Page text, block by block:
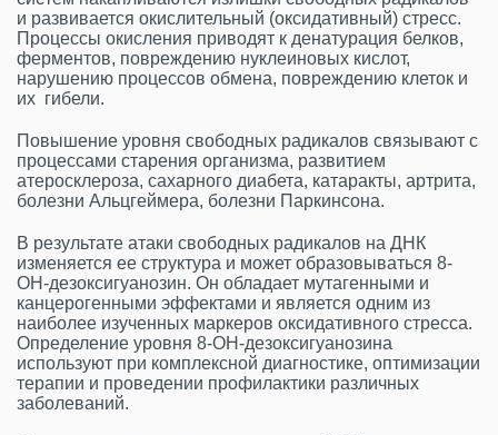
и развивается окислительный (оксидативный) стресс.
Процессы окисления приводят к денатурация белков,
ферментов, повреждению нуклеиновых кислот,
нарушению процессов обмена, повреждению клеток и
их гибели.
Повышение уровня свободных радикалов связывают с
процессами старения организма, развитием
атеросклероза, сахарного диабета, катаракты, артрита,
болезни Альцгеймера, болезни Паркинсона.
В результате атаки свободных радикалов на ДНК
изменяется ее структура и может образовываться 8-
ОН-дезоксигуанозин. Он обладает мутагенными и
канцерогенными эффектами и является одним из
наиболее изученных маркеров оксидативного стресса.
Определение уровня 8-ОН-дезоксигуанозина
используют при комплексной диагностике, оптимизации
терапии и проведении профилактики различных
заболеваний.